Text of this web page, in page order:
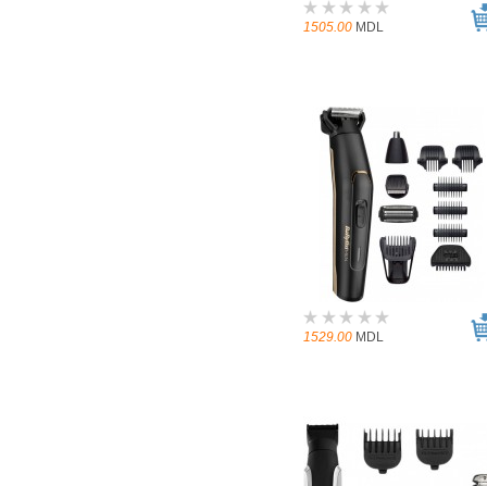
1505.00 MDL
1529.00 MDL